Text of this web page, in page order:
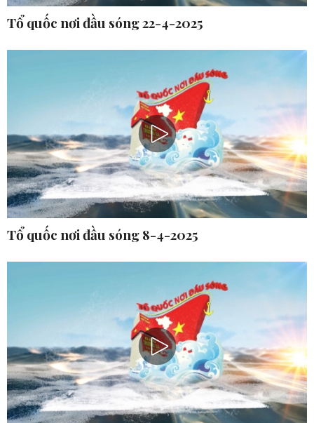
Tổ quốc nơi đầu sóng 22-4-2025
Tổ quốc nơi đầu sóng 8-4-2025